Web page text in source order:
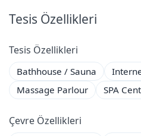
TV
Wi-Fi
Tesis Özellikleri
Tesis Özellikleri
Bathhouse / Sauna
Massage Parlour
SPA
Çevre Özellikleri